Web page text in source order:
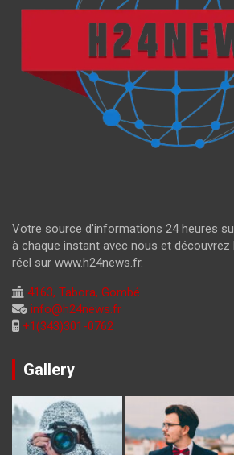
Votre source d'informations 24 heures
à chaque instant avec nous et découvrez
réel sur www.h24news.fr.
4163, Tabora, Gombé
info@h24news.fr
+1(343)301-0762
Gallery